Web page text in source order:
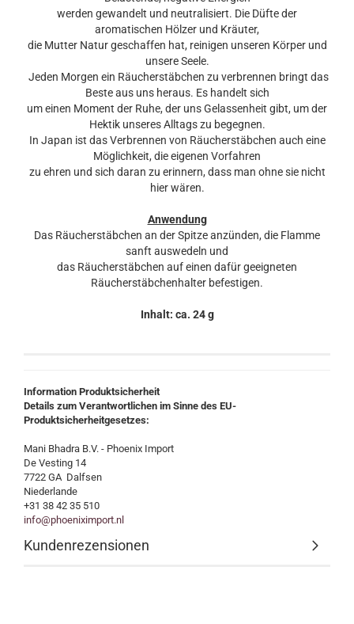
werden gewandelt und neutralisiert. Die Düfte der
aromatischen Hölzer und Kräuter,
die Mutter Natur geschaffen hat, reinigen unseren Körper und
unsere Seele.
Jeden Morgen ein Räucherstäbchen zu verbrennen bringt das
Beste aus uns heraus. Es handelt sich
um einen Moment der Ruhe, der uns Gelassenheit gibt, um der
Hektik unseres Alltags zu begegnen.
In Japan ist das Verbrennen von Räucherstäbchen auch eine
Möglichkeit, die eigenen Vorfahren
zu ehren und sich daran zu erinnern, dass man ohne sie nicht
hier wären.
Anwendung
Das Räucherstäbchen an der Spitze anzünden, die Flamme
sanft auswedeln und
das Räucherstäbchen auf einen dafür geeigneten
Räucherstäbchenhalter befestigen.
Inhalt: ca. 24 g
Information Produktsicherheit
Details zum Verantwortlichen im Sinne des EU-
Produktsicherheitgesetzes:
Mani Bhadra B.V. - Phoenix Import
De Vesting 14
7722 GA Dalfsen
Niederlande
+31 38 42 35 510
info@phoeniximport.nl
Kundenrezensionen